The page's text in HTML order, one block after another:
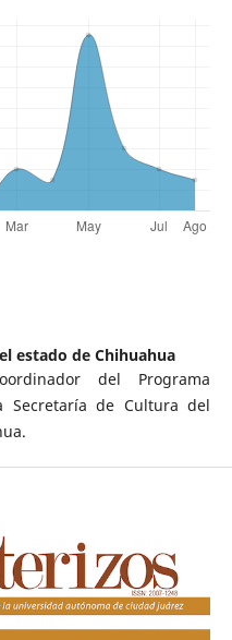
estado de Chihuahua
del Programa
Secretaría de Cultura del